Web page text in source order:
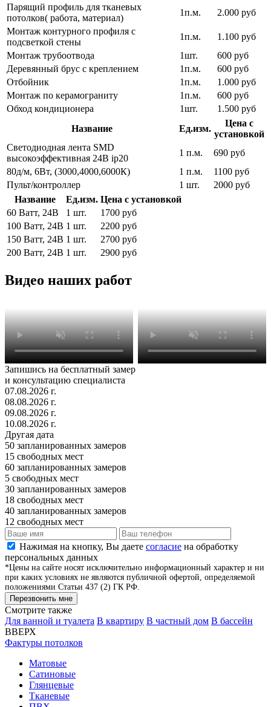
Парящий профиль для тканевых
потолков( работа, материал)
1п.м.
2.000 руб
Монтаж контурного профиля с
подсветкой стены
1п.м.
1.100 руб
Монтаж трубоотвода
1шт.
600 руб
Деревянный брус с креплением
1п.м.
600 руб
Отбойник
1п.м.
1.000 руб
Монтаж по керамограниту
1п.м.
600 руб
Обход кондиционера
1шт.
1.500 руб
Название
Ед.изм.
Цена с
установкой
Светодиодная лента SMD
высокоэффективная 24В ip20
1 п.м.
690 руб
80д/м, 6Вт, (3000,4000,6000К)
1 п.м.
1100 руб
Пульт/контроллер
1 шт.
2000 руб
Название
Ед.изм. Цена с установкой
60 Ватт, 24В
1 шт.
1700 руб
100 Ватт, 24В 1 шт.
2200 руб
150 Ватт, 24В 1 шт.
2700 руб
200 Ватт, 24В 1 шт. 2900 руб
Видео наших работ
Запишись на бесплатный замер
и консультацию специалиста
07.08.2026 г.
08.08.2026 г.
09.08.2026 г.
10.08.2026 г.
Другая дата
50 запланированных замеров
15 свободных мест
60 запланированных замеров
5 свободных мест
30 запланированных замеров
18 свободных мест
40 запланированных замеров
12 свободных мест
Нажимая на кнопку, Вы даете согласие на обработку
персональных данных
*Цены на сайте носят исключительно информационный характер и ни
при каких условиях не являются публичной офертой, определяемой
положениями Статьи 437 (2) ГК РФ.
Перезвонить мне
Смотрите также
Для ванной и туалета В квартиру В частный дом В бассейн
ВВЕРХ
Фактуры потолков
Матовые
Сатиновые
Глянцевые
Тканевые